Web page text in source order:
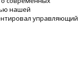
нашей
управляющий